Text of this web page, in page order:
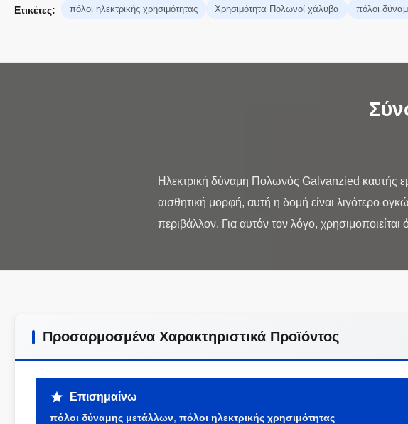
Ετικέτες: πόλοι ηλεκτρικής χρησιμότητας Χρησιμότητα Πολωνοί χάλυβα πόλοι
Ηλεκτρική δύναμη Πολωνός Galvanzied καυτής
αισθητική μορφή, αυτή η δομή είναι λιγότερο
Προσαρμοσμένα Χαρακτηριστικά Προϊόντος
Επισημαίνω
πόλοι δύναμης μετάλλων πόλοι ηλεκτρικής χρησιμότητας